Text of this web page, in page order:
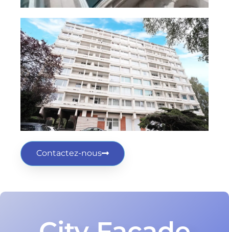
Contactez-nous